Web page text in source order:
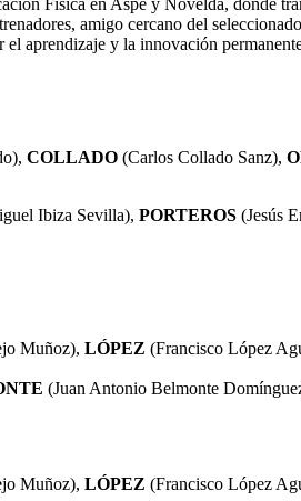
Física en Aspe y Novelda, donde
amigo cercano del
el aprendizaje y la innovación
COLLADO (Carlos Collado Sanz),
Ibiza Sevilla), PORTEROS (Jesús
Muñoz), LÓPEZ (Francisco López
(Juan Antonio Belmonte
Muñoz), LÓPEZ (Francisco López